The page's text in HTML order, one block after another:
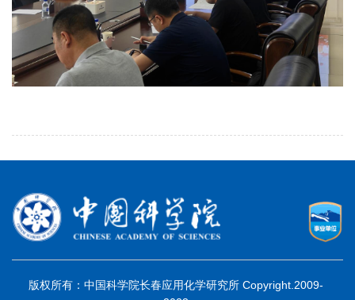
版权所有：中国科学院长春应用化学研究所 Copyright.2009-